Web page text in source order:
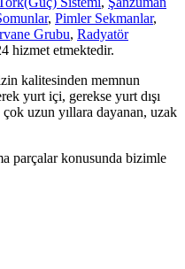
, Pimler Sekmanlar,
Grubu, Radyatör
hizmet etmektedir.
kalitesinden memnun
yurt içi, gerekse yurt dışı
çok uzun yıllara dayanan, uzak
parçalar konusunda bizimle